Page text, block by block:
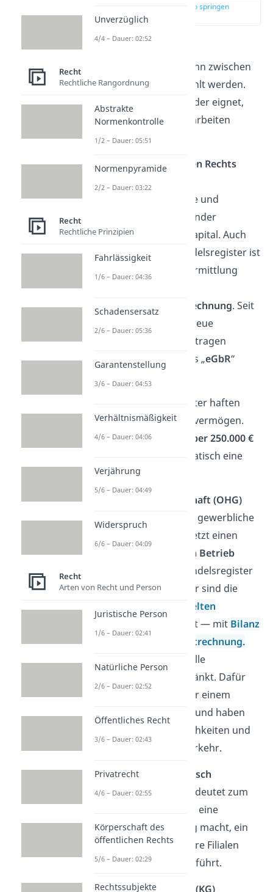
zur Stelle im Video springen
(03:05)
Bei der Gründung einer
Personengesellschaft kann zwischen
mehrerenFormen
gewählt werden.
Welche sich für die Gründer eignet,
hängt davon ab, wie sie arbeiten
wollen.
Gesellschaft bürgerlichen Rechts
(GbR)
Die
ist die einfachste und
flexibelste Form. Die Gründer
brauchen kein Mindestkapital. Auch
eine Eintragung ins Handelsregister ist
nicht nötig. Die Gewinnermittlung
läuft über eine einfache
Einnahmenüberschussrechnung. Seit
2024 kann eine GbR ins neue
Gesellschaftsregister eintragen
lassen — dann tritt sie als „eGbR“
Alle Gesellschafter haften
voll, auch mit dem Privatvermögen.
Und ab einemUmsatz über 250.000 €
wird aus der GbR automatisch eine
OHG daraus.
Offene Handelsgesellschaft (OHG)
Eine
ist für größere gewerbliche
Vorhaben gedacht. Sie setzt einen
kaufmännisch geführten Betrieb
voraus und muss ins Handelsregister
eingetragen werden. Hier sind die
doppelten
verpflichtet — mit Bilanz
und
Gewinn- und Verlustrechnung.
Wie bei der GbR haften alle
Gesellschafter unbeschränkt. Dafür
können sie als OHG unter einem
Firmennamen
auftreten und haben
mehr Gestaltungsmöglichkeiten und
Ansehen im Geschäftsverkehr.
Übrigens:Ein
kaufmännisch
organisierter Betrieb
bedeutet zum
Beispiel, dass der Betrieb eine
ordentliche Buchführung macht, ein
großes Lager hat, mehrere Filialen
besitzt und viel Personal führt.
Kommanditgesellschaft (KG)
Unverzüglich
4/4 – Dauer: 02:52
Recht
Rechtliche Rangordnung
Abstrakte
Normenkontrolle
1/2 – Dauer: 05:51
Normenpyramide
2/2 – Dauer: 03:22
Recht
Rechtliche Prinzipien
Fahrlässigkeit
1/6 – Dauer: 04:36
Schadensersatz
2/6 – Dauer: 05:36
Garantenstellung
3/6 – Dauer: 04:53
Verhältnismäßigkeit
4/6 – Dauer: 04:06
Verjährung
5/6 – Dauer: 04:49
Widerspruch
6/6 – Dauer: 04:09
Recht
Arten von Recht und Person
Juristische Person
1/6 – Dauer: 02:41
Natürliche Person
2/6 – Dauer: 02:52
Öffentliches Recht
3/6 – Dauer: 02:43
Privatrecht
4/6 – Dauer: 02:55
Körperschaft des
öffentlichen Rechts
5/6 – Dauer: 02:29
Rechtssubjekte